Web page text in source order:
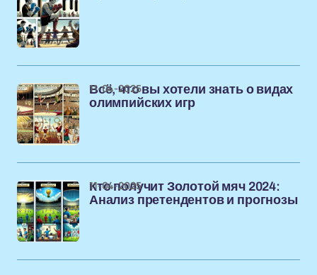
Всё, что вы хотели знать о видах
олимпийских игр
11-04-2025
Кто получит Золотой мяч 2024:
Анализ претендентов и прогнозы
11-04-2025